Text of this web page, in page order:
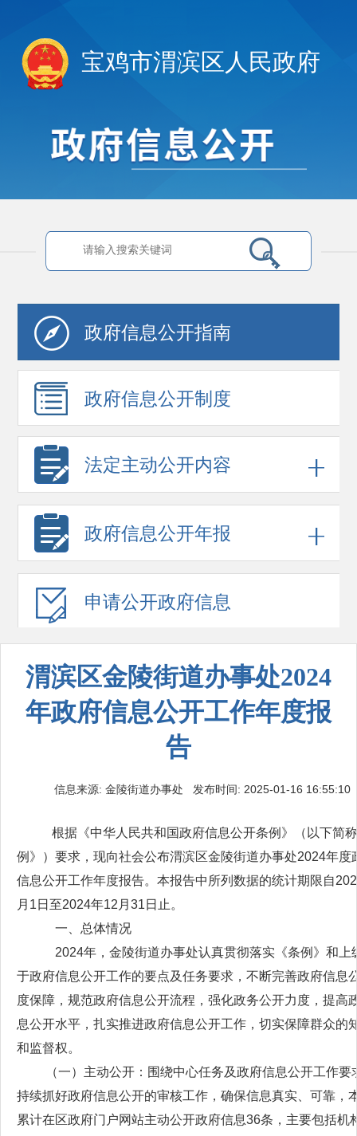
宝鸡市渭滨区人民政府
政府信息公开指南
政府信息公开制度
法定主动公开内容
政府信息公开年报
申请公开政府信息
渭滨区金陵街道办事处2024
年政府信息公开工作年度报
告
信息来源: 金陵街道办事处 发布时间: 2025-01-16 16:55:10
根据《中华人民共和国政府信息公开条例》（以下简
例》）要求，现向社会公布渭滨区金陵街道办事处2024年度
信息公开工作年度报告。本报告中所列数据的统计期限自
月1日至2024年12月31日止。
一、总体情况
2024年，金陵街道办事处认真贯彻落实《条例》和上
于政府信息公开工作的要点及任务要求，不断完善政府信息
度保障，规范政府信息公开流程，强化政务公开力度，提高
息公开水平，扎实推进政府信息公开工作，切实保障群众的
和监督权。
（一）主动公开：围绕中心任务及政府信息公开工作要
持续抓好政府信息公开的审核工作，确保信息真实、可靠，
累计在区政府门户网站主动公开政府信息36条，主要包括机